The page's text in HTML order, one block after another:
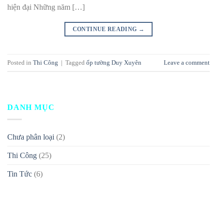
hiện đại Những năm […]
CONTINUE READING →
Posted in Thi Công | Tagged ốp tường Duy Xuyên Leave a comment
DANH MỤC
Chưa phân loại (2)
Thi Công (25)
Tin Tức (6)